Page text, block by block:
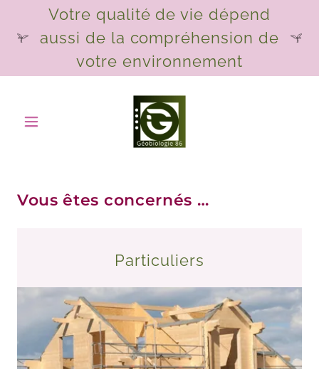
Votre qualité de vie dépend
aussi de la compréhension de
votre environnement
Vous êtes concernés …
Particuliers